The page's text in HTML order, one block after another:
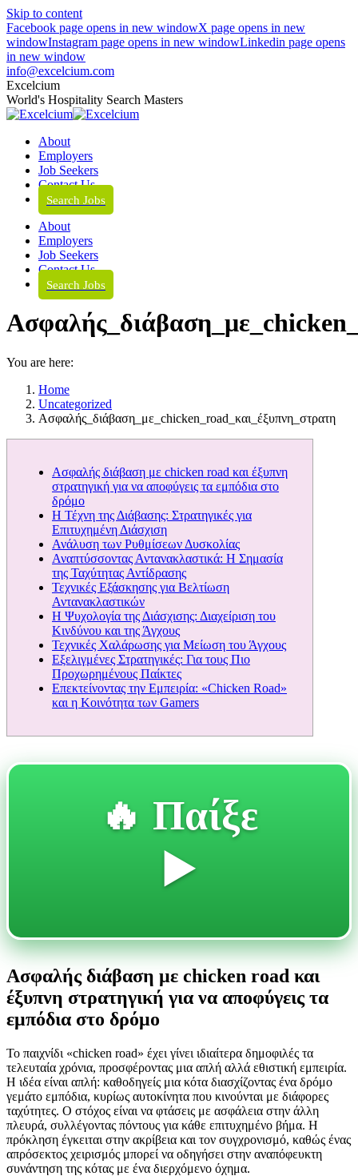
Skip to content
Facebook page opens in new windowX page opens in new
windowInstagram page opens in new windowLinkedin page opens
in new window
info@excelcium.com
Excelcium
World's Hospitality Search Masters
About
Employers
Job Seekers
Contact Us
Search Jobs
About
Employers
Job Seekers
Contact Us
Search Jobs
You are here:
Home
Uncategorized
Ασφαλής_διάβαση_με_chicken_road_και_έξυπνη_στρατη
Ασφαλής διάβαση με chicken road και έξυπνη
στρατηγική για να αποφύγεις τα εμπόδια στο
δρόμο
Η Τέχνη της Διάβασης: Στρατηγικές για
Επιτυχημένη Διάσχιση
Ανάλυση των Ρυθμίσεων Δυσκολίας
Αναπτύσσοντας Αντανακλαστικά: Η Σημασία
της Ταχύτητας Αντίδρασης
Τεχνικές Εξάσκησης για Βελτίωση
Αντανακλαστικών
Η Ψυχολογία της Διάσχισης: Διαχείριση του
Κινδύνου και της Άγχους
Τεχνικές Χαλάρωσης για Μείωση του Άγχους
Εξελιγμένες Στρατηγικές: Για τους Πιο
Προχωρημένους Παίκτες
Επεκτείνοντας την Εμπειρία: «Chicken Road»
και η Κοινότητα των Gamers
🔥 Παίξε
▶️
Ασφαλής διάβαση με chicken road και
έξυπνη στρατηγική για να αποφύγεις τα
εμπόδια στο δρόμο
Το παιχνίδι «chicken road» έχει γίνει ιδιαίτερα δημοφιλές τα
τελευταία χρόνια, προσφέροντας μια απλή αλλά εθιστική εμπειρία.
Η ιδέα είναι απλή: καθοδηγείς μια κότα διασχίζοντας ένα δρόμο
γεμάτο εμπόδια, κυρίως αυτοκίνητα που κινούνται με διάφορες
ταχύτητες. Ο στόχος είναι να φτάσεις με ασφάλεια στην άλλη
πλευρά, συλλέγοντας πόντους για κάθε επιτυχημένο βήμα. Η
πρόκληση έγκειται στην ακρίβεια και τον συγχρονισμό, καθώς ένας
απρόσεκτος χειρισμός μπορεί να οδηγήσει στην αναπόφευκτη
συνάντηση της κότας με ένα διερχόμενο όχημα.